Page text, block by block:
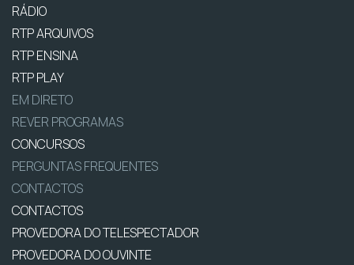
RÁDIO
RTP ARQUIVOS
RTP ENSINA
RTP PLAY
EM DIRETO
REVER PROGRAMAS
CONCURSOS
PERGUNTAS FREQUENTES
CONTACTOS
CONTACTOS
PROVEDORA DO TELESPECTADOR
PROVEDORA DO OUVINTE